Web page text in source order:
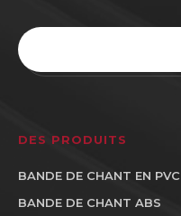
DES PRODUITS
BANDE DE CHANT EN PVC
BANDE DE CHANT ABS